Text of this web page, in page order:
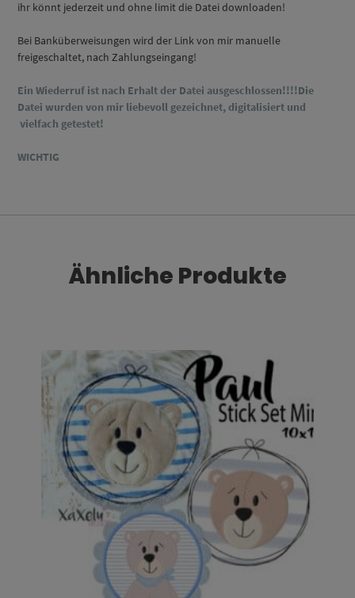
ihr könnt jederzeit und ohne limit die Datei downloaden!
Bei Banküberweisungen wird der Link von mir manuelle
freigeschaltet, nach Zahlungseingang!
Ein Wiederruf ist nach Erhalt der Datei ausgeschlossen!!!!Die
Datei wurden von mir liebevoll gezeichnet, digitalisiert und
vielfach getestet!
WICHTIG
Ähnliche Produkte